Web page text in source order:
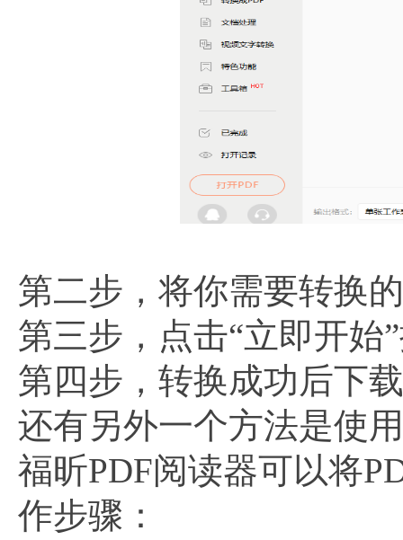
第二步，将你需要转换
第三步，点击“立即开始
第四步，转换成功后下
还有另外一个方法是使
福昕PDF阅读器可以将
作步骤：